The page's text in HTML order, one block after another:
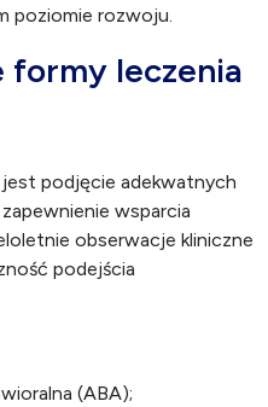
poziomie rozwoju.
formy leczenia
podjęcie adekwatnych
wsparcia
obserwacje kliniczne
podejścia
(ABA);